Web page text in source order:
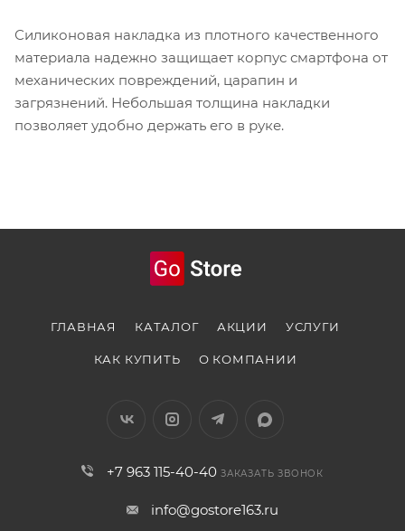
Силиконовая накладка из плотного качественного
материала надежно защищает корпус смартфона от
механических повреждений, царапин и
загрязнений. Небольшая толщина накладки
позволяет удобно держать его в руке.
ГЛАВНАЯ КАТАЛОГ АКЦИИ УСЛУГИ
КАК КУПИТЬ О КОМПАНИИ
+7 963 115-40-40 ЗАКАЗАТЬ ЗВОНОК
info@gostore163.ru